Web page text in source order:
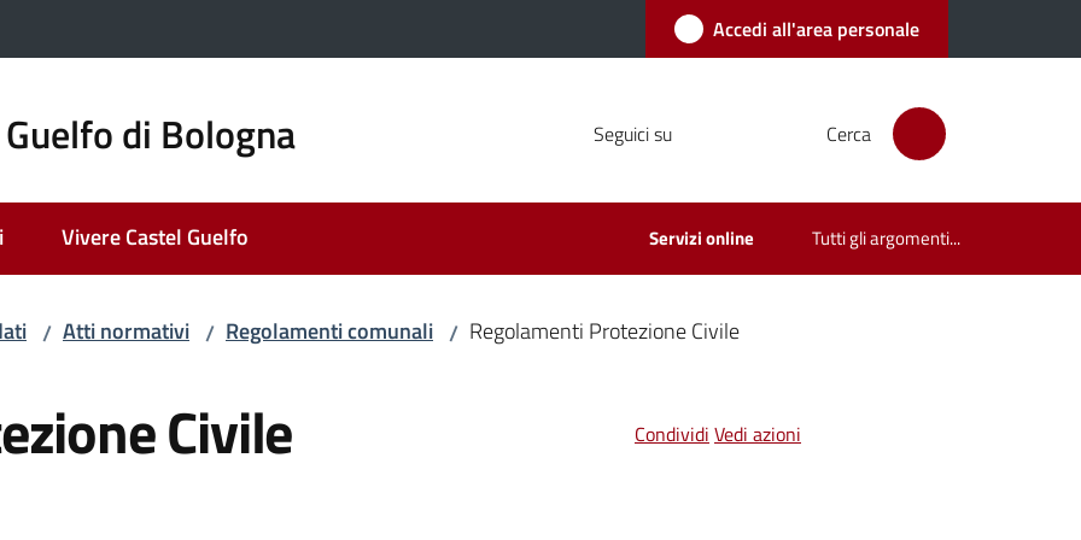
Accedi all'area personale
di Bologna Seguici su Cerca
Vivere Castel Guelfo Servizi online Tutti gli argomenti...
/ Atti normativi / Regolamenti comunali / Regolamenti Protezione Civile
Civile Condividi Vedi azioni